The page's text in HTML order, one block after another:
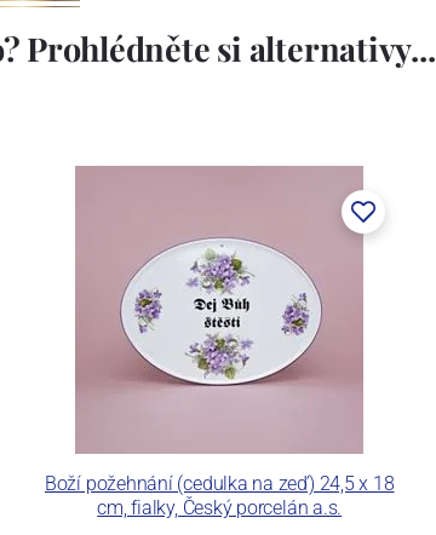
Prohlédněte si alternativy...
Boží požehnání (cedulka na zeď) 24,5 x 18
cm, fialky, Český porcelán a.s.